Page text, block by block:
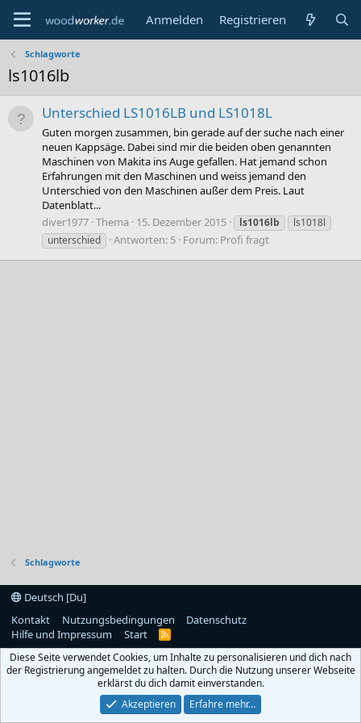
Anmelden Registrieren
Schlagworte
ls1016lb
Unterschied LS1016LB und LS1018L
Guten morgen zusammen, bin gerade auf der suche nach einer
neuen Kappsäge. Dabei sind mir die beiden oben genannten
Maschinen von Makita ins Auge gefallen. Hat jemand schon
Erfahrungen mit den Maschinen und weiss jemand den
Unterschied von den Maschinen außer dem Preis. Laut
Datenblatt...
diver1977 Thema 15. Dezember 2015 ls1016lb
ls1018l
unterschied
Antworten: 5 Forum: Profi fragt
Schlagworte
Deutsch [Du]
Kontakt
Nutzungsbedingungen
Datenschutz
Hilfe und Impressum
Start
R
S
Diese Seite verwendet Cookies, um Inhalte zu personalisieren und dich nach
der Registrierung angemeldet zu halten. Durch die Nutzung unserer Webseite
erklärst du dich damit einverstanden.
Akzeptieren
Erfahre mehr…